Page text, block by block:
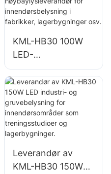
LED-flomlys
KML-HB30 100W
LED-
høybaylysleverand
ør for
innendørsbelysning
i fabrikker,
lagerbygninger osv.
Leverandør av
KML-HB30 150W